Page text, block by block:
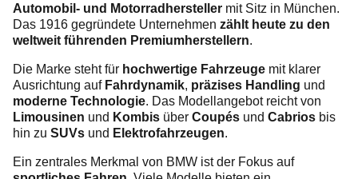
Automobil- und Motorradhersteller mit Sitz in München.
Das 1916 gegründete Unternehmen zählt heute zu den
weltweit führenden Premiumherstellern.
Die Marke steht für hochwertige Fahrzeuge mit klarer
Ausrichtung auf Fahrdynamik, präzises Handling und
moderne Technologie. Das Modellangebot reicht von
Limousinen und Kombis über Coupés und Cabrios bis
hin zu SUVs und Elektrofahrzeugen.
Ein zentrales Merkmal von BMW ist der Fokus auf